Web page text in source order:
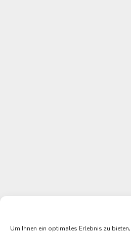
Um Ihnen ein optimales Erlebnis zu